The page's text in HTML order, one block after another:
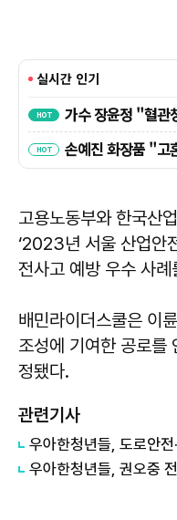
고용노동부와 한국산
‘2023년 서울 산업안
전사고 예방 우수 사례
배민라이더스쿨은 이
조성에 기여한 공로를
정됐다.
관련기사
우아한청년들, 권오중